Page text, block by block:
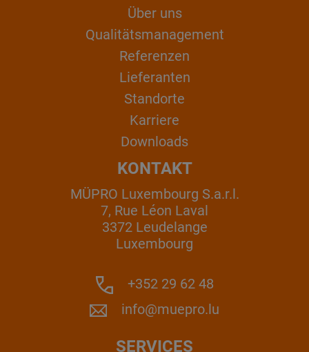
Über uns
Qualitätsmanagement
Referenzen
Lieferanten
Standorte
Karriere
Downloads
KONTAKT
MÜPRO Luxembourg S.a.r.l.
7, Rue Léon Laval
3372 Leudelange
Luxembourg
+352 29 62 48
info@muepro.lu
SERVICES